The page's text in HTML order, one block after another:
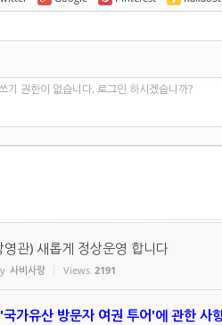
기 권한이 없습니다. 로그인 하시겠습니까?
관) 새롭게 정상운영 합니다
사비사랑 Views 2191
가유산 방문자 여권 투어'에 관한 사